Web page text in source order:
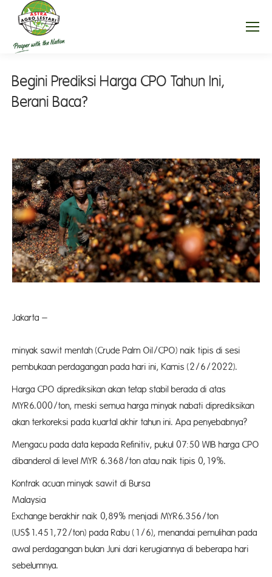
Begini Prediksi Harga CPO Tahun Ini,
Berani Baca?
Jakarta –
minyak sawit mentah (Crude Palm Oil/CPO) naik tipis di sesi
pembukaan perdagangan pada hari ini, Kamis (2/6/2022).
Harga CPO diprediksikan akan tetap stabil berada di atas
MYR6.000/ton, meski semua harga minyak nabati diprediksikan
akan terkoreksi pada kuartal akhir tahun ini. Apa penyebabnya?
Mengacu pada data kepada Refinitiv, pukul 07:50 WIB harga CPO
dibanderol di level MYR 6.368/ton atau naik tipis 0,19%.
Kontrak acuan minyak sawit di Bursa
Malaysia
Exchange berakhir naik 0,89% menjadi MYR6.356/ton
(US$1.451,72/ton) pada Rabu (1/6), menandai pemulihan pada
awal perdagangan bulan Juni dari kerugiannya di beberapa hari
sebelumnya.